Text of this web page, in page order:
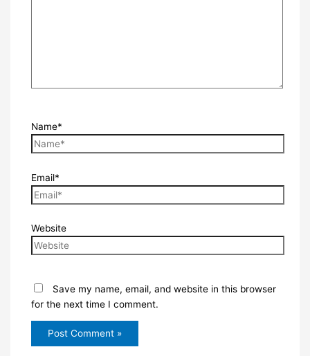
Name*
Email*
Website
Save my name, email, and website in this browser
for the next time I comment.